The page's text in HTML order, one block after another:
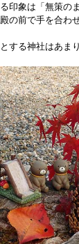
印象は「無策の
の前で手を合わ
する神社はあま